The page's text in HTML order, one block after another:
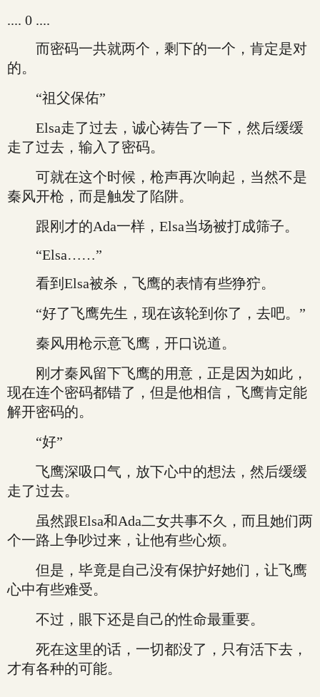
.... 0 ....
而密码一共就两个，剩下的一个，肯定是对
的。
“祖父保佑”
Elsa走了过去，诚心祷告了一下，然后缓缓
走了过去，输入了密码。
可就在这个时候，枪声再次响起，当然不是
秦风开枪，而是触发了陷阱。
跟刚才的Ada一样，Elsa当场被打成筛子。
“Elsa……”
看到Elsa被杀，飞鹰的表情有些狰狞。
“好了飞鹰先生，现在该轮到你了，去吧。”
秦风用枪示意飞鹰，开口说道。
刚才秦风留下飞鹰的用意，正是因为如此，
现在连个密码都错了，但是他相信，飞鹰肯定能
解开密码的。
“好”
飞鹰深吸口气，放下心中的想法，然后缓缓
走了过去。
虽然跟Elsa和Ada二女共事不久，而且她们两
个一路上争吵过来，让他有些心烦。
但是，毕竟是自己没有保护好她们，让飞鹰
心中有些难受。
不过，眼下还是自己的性命最重要。
死在这里的话，一切都没了，只有活下去，
才有各种的可能。